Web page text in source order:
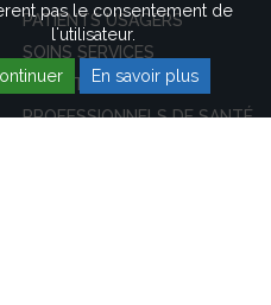
PATIENTS USAGERS
SOINS SERVICES
NOS ÉTABLISSEMENTS
PROFESSIONNELS DE SANTÉ
pas le consentement de
l'utilisateur.
En savoir plus